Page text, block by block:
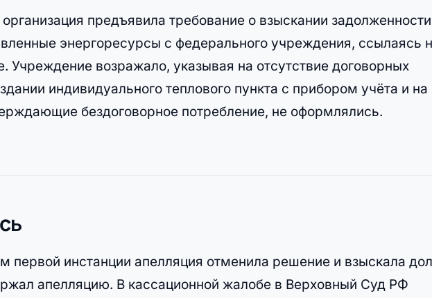
предъявила требование о взыскании
энергоресурсы с федерального учреждения, ссылаясь
Учреждение возражало, указывая на отсутствие договорных
индивидуального теплового пункта с прибором учёта и на
бездоговорное потребление, не оформлялись.
первой инстанции апелляция отменила решение и взыскала
апелляцию. В кассационной жалобе в Верховный Суд РФ